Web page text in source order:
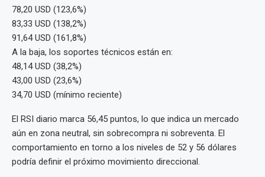
78,20 USD (123,6%)
83,33 USD (138,2%)
91,64 USD (161,8%)
A la baja, los soportes técnicos están en:
48,14 USD (38,2%)
43,00 USD (23,6%)
34,70 USD (mínimo reciente)
El RSI diario marca 56,45 puntos, lo que indica un mercado
aún en zona neutral, sin sobrecompra ni sobreventa. El
comportamiento en torno a los niveles de 52 y 56 dólares
podría definir el próximo movimiento direccional.